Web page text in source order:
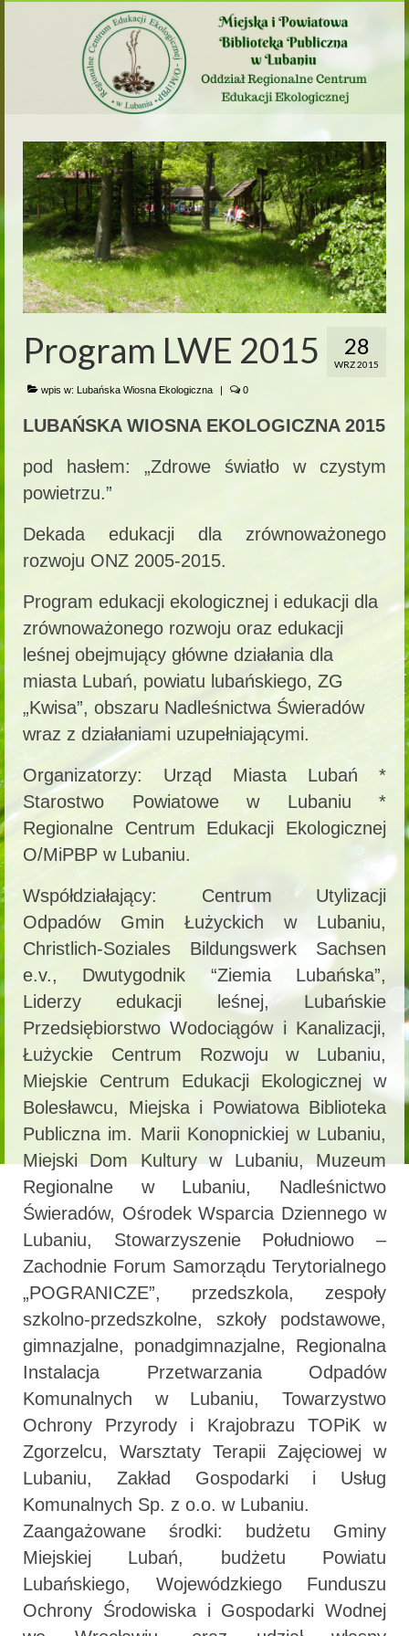
28
WRZ 2015
Program LWE 2015
wpis w: Lubańska Wiosna Ekologiczna | 0
LUBAŃSKA WIOSNA EKOLOGICZNA 2015
pod hasłem: „Zdrowe światło w czystym
powietrzu.”
Dekada edukacji dla zrównoważonego
rozwoju ONZ 2005-2015.
Program edukacji ekologicznej i edukacji dla
zrównoważonego rozwoju oraz edukacji
leśnej obejmujący główne działania dla
miasta Lubań, powiatu lubańskiego, ZG
„Kwisa”, obszaru Nadleśnictwa Świeradów
wraz z działaniami uzupełniającymi.
Organizatorzy: Urząd Miasta Lubań *
Starostwo Powiatowe w Lubaniu *
Regionalne Centrum Edukacji Ekologicznej
O/MiPBP w Lubaniu.
Współdziałający: Centrum Utylizacji
Odpadów Gmin Łużyckich w Lubaniu,
Christlich-Soziales Bildungswerk Sachsen
e.v., Dwutygodnik “Ziemia Lubańska”,
Liderzy edukacji leśnej, Lubańskie
Przedsiębiorstwo Wodociągów i Kanalizacji,
Łużyckie Centrum Rozwoju w Lubaniu,
Miejskie Centrum Edukacji Ekologicznej w
Bolesławcu, Miejska i Powiatowa Biblioteka
Publiczna im. Marii Konopnickiej w Lubaniu,
Miejski Dom Kultury w Lubaniu, Muzeum
Regionalne w Lubaniu, Nadleśnictwo
Świeradów, Ośrodek Wsparcia Dziennego w
Lubaniu, Stowarzyszenie Południowo –
Zachodnie Forum Samorządu Terytorialnego
„POGRANICZE”, przedszkola, zespoły
szkolno-przedszkolne, szkoły podstawowe,
gimnazjalne, ponadgimnazjalne, Regionalna
Instalacja Przetwarzania Odpadów
Komunalnych w Lubaniu, Towarzystwo
Ochrony Przyrody i Krajobrazu TOPiK w
Zgorzelcu, Warsztaty Terapii Zajęciowej w
Lubaniu, Zakład Gospodarki i Usług
Komunalnych Sp. z o.o. w Lubaniu.
Zaangażowane środki: budżetu Gminy
Miejskiej Lubań, budżetu Powiatu
Lubańskiego, Wojewódzkiego Funduszu
Ochrony Środowiska i Gospodarki Wodnej